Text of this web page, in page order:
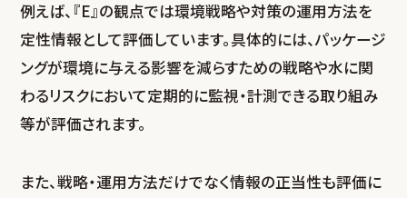
例えば、『E』の観点では環境戦略や対策の運用方法を
定性情報として評価しています。具体的には、パッケージ
ングが環境に与える影響を減らすための戦略や水に関
わるリスクにおいて定期的に監視・計測できる取り組み
等が評価されます。
また、戦略・運用方法だけでなく情報の正当性も評価に